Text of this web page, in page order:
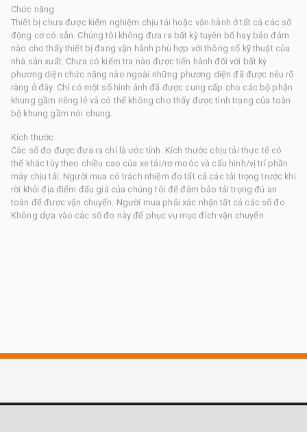
Chức năng
Thiết bị chưa được kiểm nghiệm chịu tải hoặc vận hành ở tất cả các số
động cơ có sẵn. Chúng tôi không đưa ra bất kỳ tuyên bố hay bảo đảm
nào cho thấy thiết bị đang vận hành phù hợp với thông số kỹ thuật của
nhà sản xuất. Chưa có kiểm tra nào được tiến hành đối với bất kỳ
phương diện chức năng nào ngoài những phương diện đã được nêu rõ
ràng ở đây. Chỉ có một số hình ảnh đã được cung cấp cho các bộ phận
khung gầm riêng lẻ và có thể không cho thấy được tình trạng của toàn
bộ khung gầm nói chung.
Kích thước
Các số đo được đưa ra chỉ là ước tính. Kích thước chịu tải thực tế có
thể khác tùy theo chiều cao của xe tải/rơ-moóc và cấu hình/vị trí phần
máy chịu tải. Người mua có trách nhiệm đo tất cả các tải trọng trước khi
rời khỏi địa điểm đấu giá của chúng tôi để đảm bảo tải trọng đủ an
toàn để được vận chuyển. Người mua phải xác nhận tất cả các số đo.
Không dựa vào các số đo này để phục vụ mục đích vận chuyển.